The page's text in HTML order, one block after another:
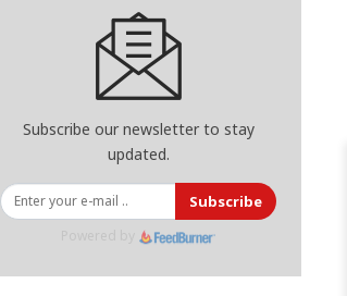
Subscribe our newsletter to stay
updated.
Subscribe